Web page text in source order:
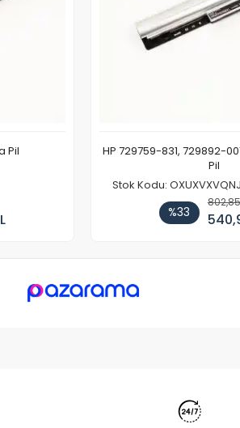
Pil
HP 729759-831, 729892-
Pil
Stok Kodu: OXUXVXVQNJ
%33